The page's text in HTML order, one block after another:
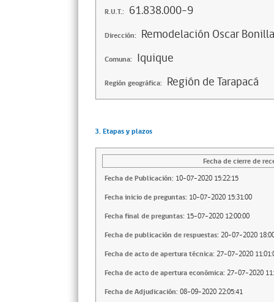
R.U.T.: 61.838.000-9
Dirección: Remodelación Oscar
Comuna: Iquique
Región geográfica: Región de Tarapacá
3. Etapas y plazos
Fecha de cierre de
Fecha de Publicación: 10-07-2020 15:22:15
Fecha inicio de preguntas: 10-07-2020 15:31:00
Fecha final de preguntas: 15-07-2020 12:00:00
Fecha de publicación de respuestas: 20-07-2020
Fecha de acto de apertura técnica: 27-07-2020
Fecha de acto de apertura económica: 27-07-2020
Fecha de Adjudicación: 08-09-2020 22:05:41